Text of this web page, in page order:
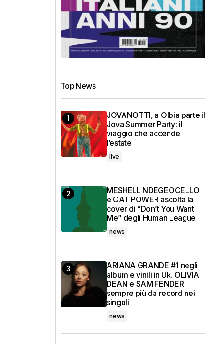
Top News
JOVANOTTI, a Olbia parte il
Jova Summer Party: il
viaggio che accende
l’estate
live
MESHELL NDEGEOCELLO
e CAT POWER ascolta la
cover di “Don’t You Want
Me” degli Human League
news
ARIANA GRANDE #1 negli
album e vinili in Uk. OLIVIA
DEAN e SAM FENDER
sempre più da record nei
singoli
news